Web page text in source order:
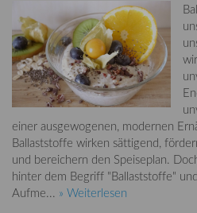
einer ausgewogenen, modernen
Ballaststoffe wirken sättigend,
und bereichern den Speiseplan.
hinter dem Begriff "Ballaststoffe"
Aufme... » Weiterlesen